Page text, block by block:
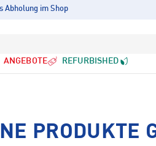
Abholung im Shop
ANGEBOTE REFURBISHED
PRODUKTE